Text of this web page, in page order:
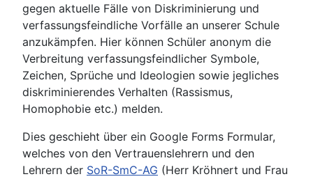
gegen aktuelle Fälle von Diskriminierung und
verfassungsfeindliche Vorfälle an unserer Schule
anzukämpfen. Hier können Schüler anonym die
Verbreitung verfassungsfeindlicher Symbole,
Zeichen, Sprüche und Ideologien sowie jegliches
diskriminierendes Verhalten (Rassismus,
Homophobie etc.) melden.
Dies geschieht über ein Google Forms Formular,
welches von den Vertrauenslehrern und den
Lehrern der SoR-SmC-AG (Herr Kröhnert und Frau